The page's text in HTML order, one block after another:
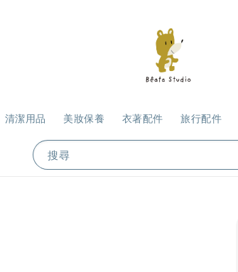
搜尋
清潔用品 美妝保養 衣著配件 旅行配件